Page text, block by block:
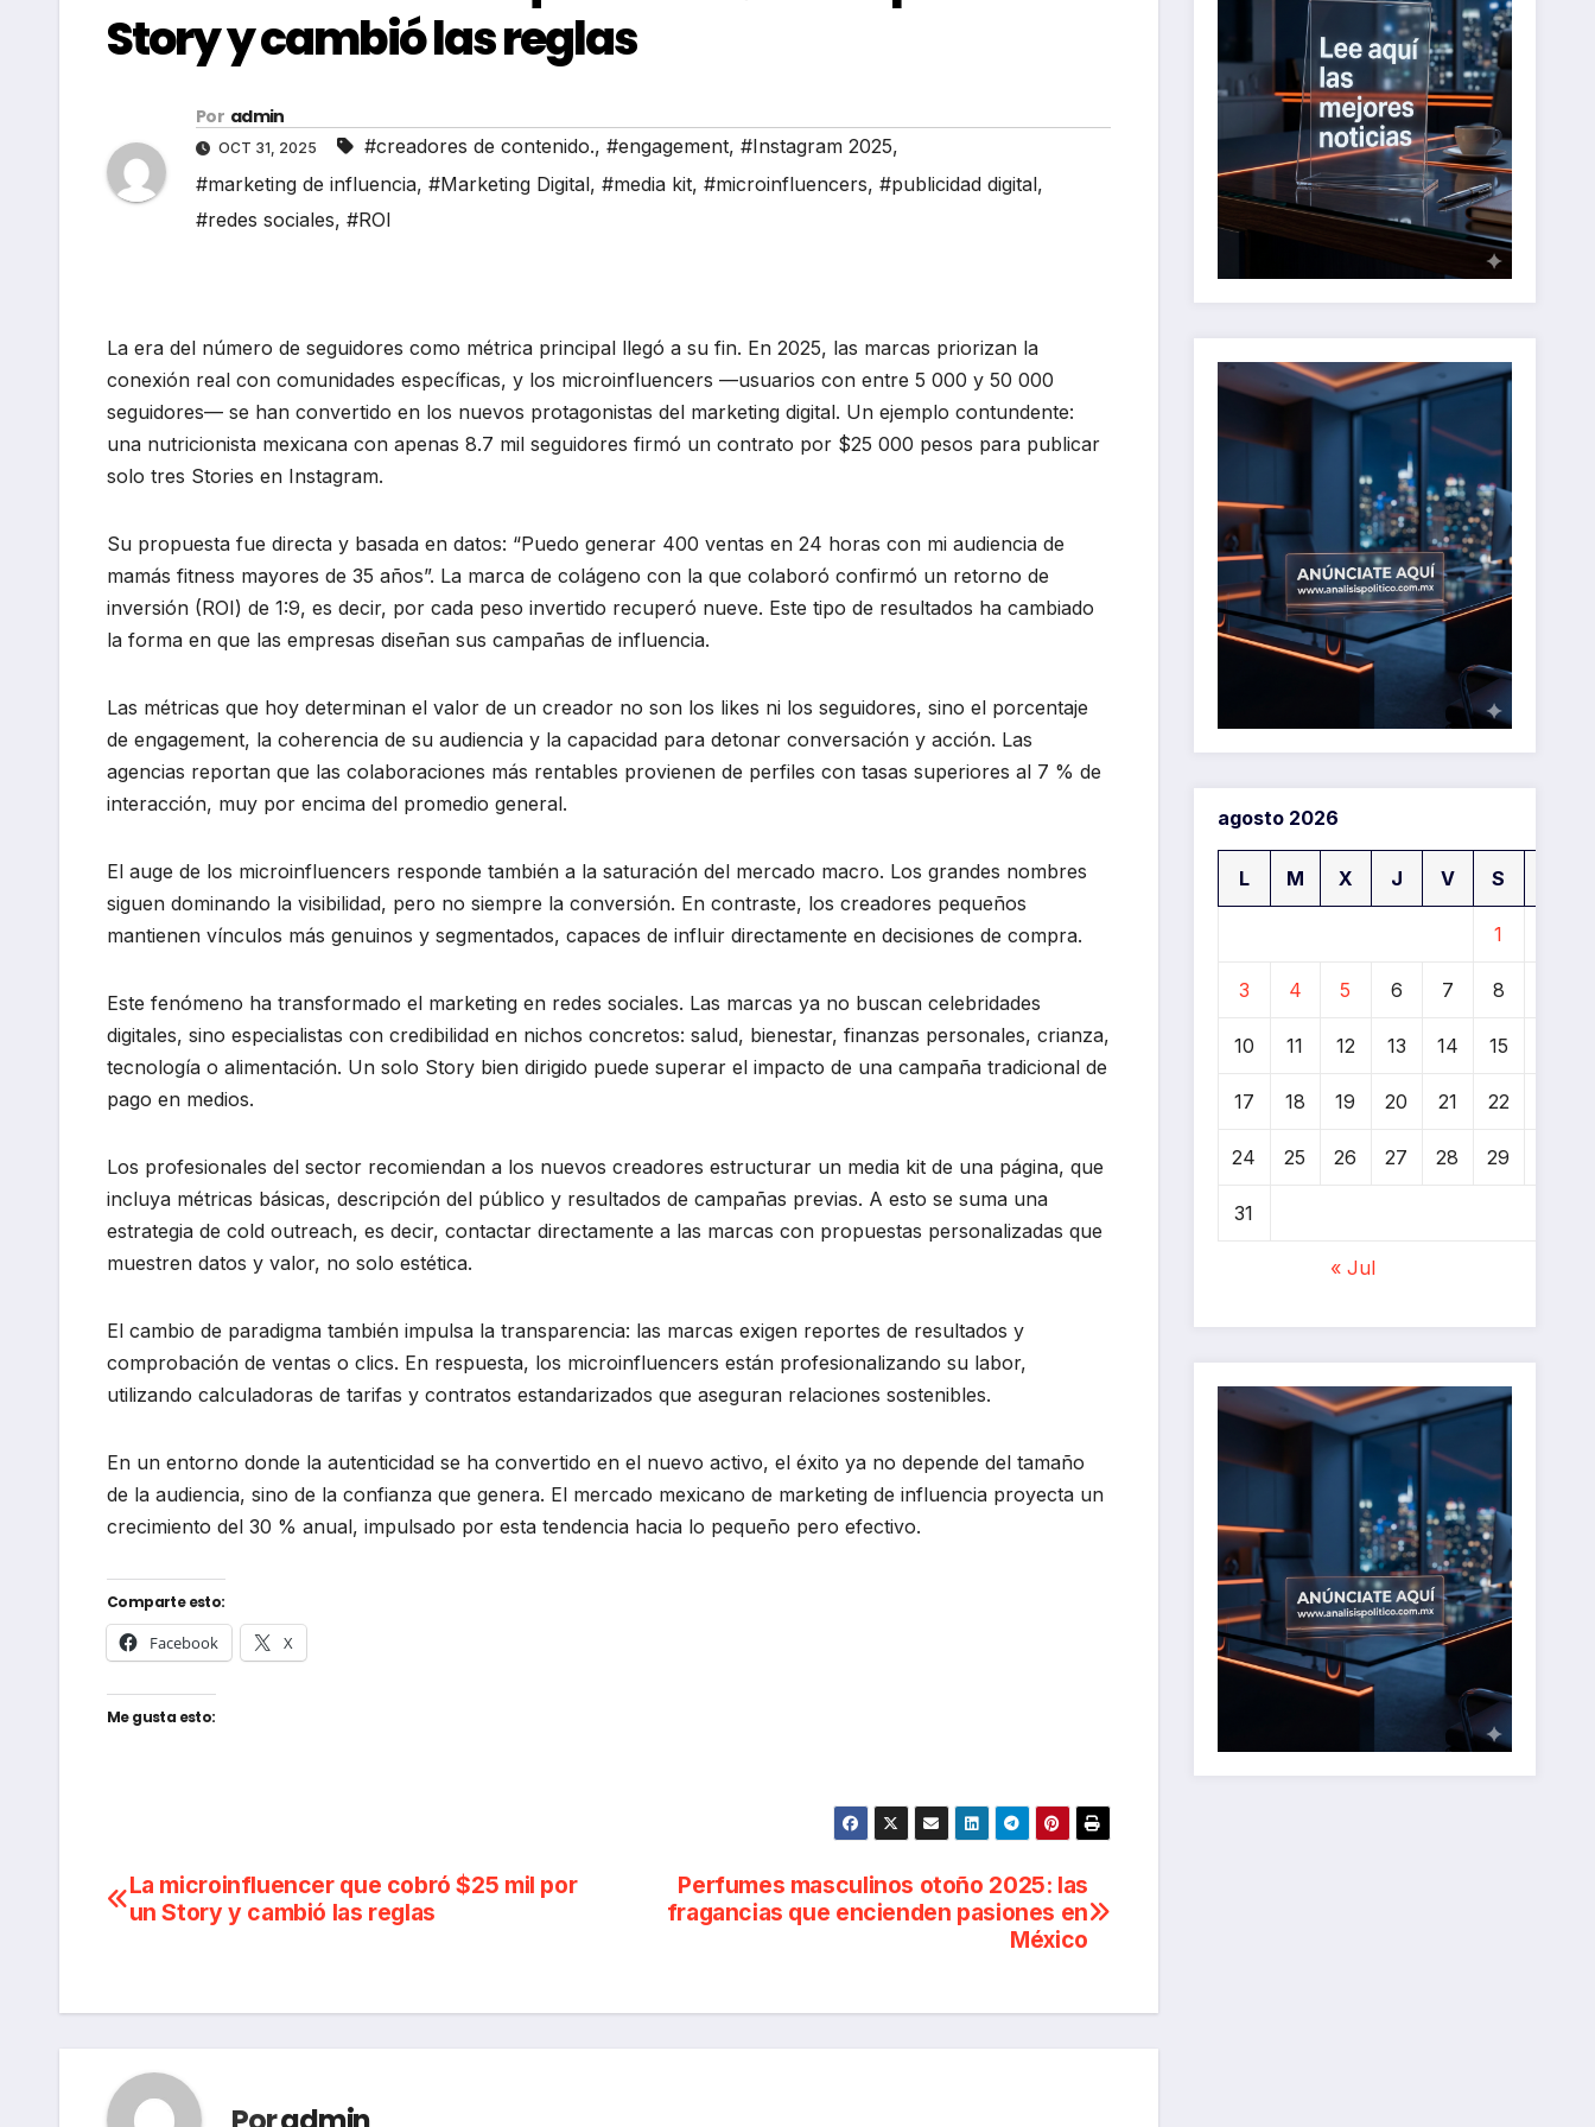
Story y cambió las reglas
Por admin
OCT 31, 2025 #creadores de contenido., #engagement, #Instagram 2025,
#marketing de influencia, #Marketing Digital, #media kit, #microinfluencers, #publicidad digital,
#redes sociales, #ROI
La era del número de seguidores como métrica principal llegó a su fin. En 2025, las marcas priorizan la
conexión real con comunidades específicas, y los microinfluencers —usuarios con entre 5 000 y 50 000
seguidores— se han convertido en los nuevos protagonistas del marketing digital. Un ejemplo contundente:
una nutricionista mexicana con apenas 8.7 mil seguidores firmó un contrato por $25 000 pesos para publicar
solo tres Stories en Instagram.
Su propuesta fue directa y basada en datos: “Puedo generar 400 ventas en 24 horas con mi audiencia de
mamás fitness mayores de 35 años”. La marca de colágeno con la que colaboró confirmó un retorno de
inversión (ROI) de 1:9, es decir, por cada peso invertido recuperó nueve. Este tipo de resultados ha cambiado
la forma en que las empresas diseñan sus campañas de influencia.
Las métricas que hoy determinan el valor de un creador no son los likes ni los seguidores, sino el porcentaje
de engagement, la coherencia de su audiencia y la capacidad para detonar conversación y acción. Las
agencias reportan que las colaboraciones más rentables provienen de perfiles con tasas superiores al 7 % de
interacción, muy por encima del promedio general.
El auge de los microinfluencers responde también a la saturación del mercado macro. Los grandes nombres
siguen dominando la visibilidad, pero no siempre la conversión. En contraste, los creadores pequeños
mantienen vínculos más genuinos y segmentados, capaces de influir directamente en decisiones de compra.
Este fenómeno ha transformado el marketing en redes sociales. Las marcas ya no buscan celebridades
digitales, sino especialistas con credibilidad en nichos concretos: salud, bienestar, finanzas personales, crianza,
tecnología o alimentación. Un solo Story bien dirigido puede superar el impacto de una campaña tradicional de
pago en medios.
Los profesionales del sector recomiendan a los nuevos creadores estructurar un media kit de una página, que
incluya métricas básicas, descripción del público y resultados de campañas previas. A esto se suma una
estrategia de cold outreach, es decir, contactar directamente a las marcas con propuestas personalizadas que
muestren datos y valor, no solo estética.
El cambio de paradigma también impulsa la transparencia: las marcas exigen reportes de resultados y
comprobación de ventas o clics. En respuesta, los microinfluencers están profesionalizando su labor,
utilizando calculadoras de tarifas y contratos estandarizados que aseguran relaciones sostenibles.
En un entorno donde la autenticidad se ha convertido en el nuevo activo, el éxito ya no depende del tamaño
de la audiencia, sino de la confianza que genera. El mercado mexicano de marketing de influencia proyecta un
crecimiento del 30 % anual, impulsado por esta tendencia hacia lo pequeño pero efectivo.
Comparte esto:
Facebook X
Me gusta esto:
Navegación
Perfumes masculinos otoño 2025: las
fragancias que encienden pasiones en
México
La microinfluencer que cobró $25 mil por
un Story y cambió las reglas
agosto 2026
L M X J V S
1
3 4 5 6 7 8
10 11 12 13 14 15
17 18 19 20 21 22
24 25 26 27 28 29
31
« Jul